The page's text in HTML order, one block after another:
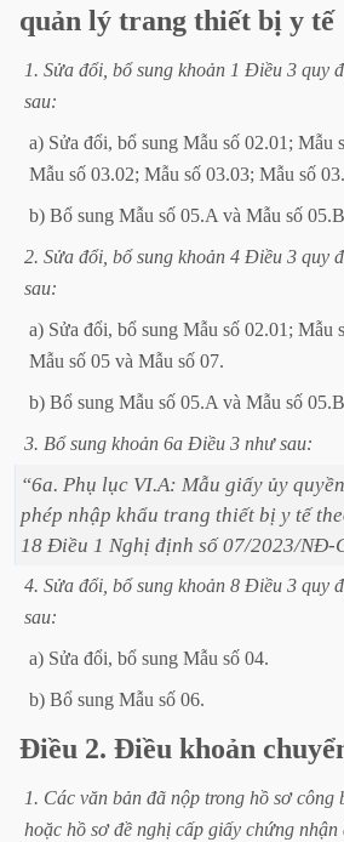
quản lý trang thiết bị y tế
1. Sửa đổi, bổ sung khoản 1 Điều 3 quy
sau:
a) Sửa đổi, bổ sung Mẫu số 02.01; Mẫu
Mẫu số 03.02; Mẫu số 03.03; Mẫu số
b) Bổ sung Mẫu số 05.A và Mẫu số
2. Sửa đổi, bổ sung khoản 4 Điều 3 quy
sau:
a) Sửa đổi, bổ sung Mẫu số 02.01; Mẫu
Mẫu số 05 và Mẫu số 07.
b) Bổ sung Mẫu số 05.A và Mẫu số
3. Bổ sung khoản 6a Điều 3 như sau:
“6a. Phụ lục VI.A: Mẫu giấy ủy quyền
phép nhập khẩu trang thiết bị y tế
18 Điều 1 Nghị định số 07/2023/NĐ-
4. Sửa đổi, bổ sung khoản 8 Điều 3 quy
sau:
a) Sửa đổi, bổ sung Mẫu số 04.
b) Bổ sung Mẫu số 06.
Điều 2. Điều khoản
1. Các văn bản đã nộp trong hồ sơ công
hoặc hồ sơ đề nghị cấp giấy chứng nhận